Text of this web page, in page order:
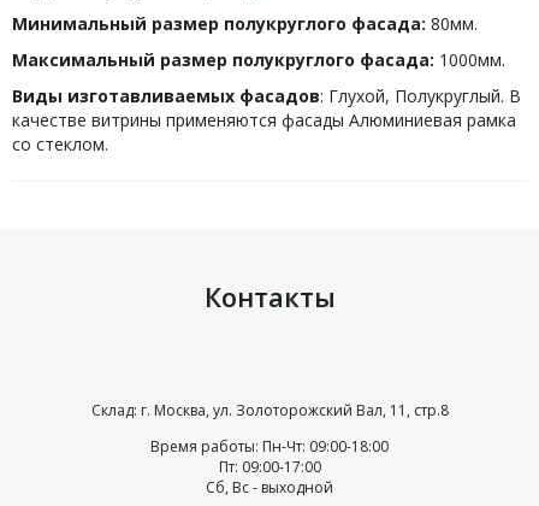
Минимальный размер полукруглого фасада: 80мм.
Максимальный размер полукруглого фасада: 1000мм.
Виды изготавливаемых фасадов: Глухой, Полукруглый. В
качестве витрины применяются фасады Алюминиевая рамка
со стеклом.
Контакты
Склад: г. Москва, ул. Золоторожский Вал, 11, стр.8
Время работы: Пн-Чт: 09:00-18:00
Пт: 09:00-17:00
Сб, Вс - выходной